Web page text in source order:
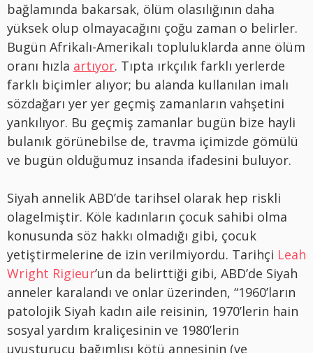
bağlamında bakarsak, ölüm olasılığının daha
yüksek olup olmayacağını çoğu zaman o belirler.
Bugün Afrikalı-Amerikalı topluluklarda anne ölüm
oranı hızla artıyor. Tıpta ırkçılık farklı yerlerde
farklı biçimler alıyor; bu alanda kullanılan imalı
sözdağarı yer yer geçmiş zamanların vahşetini
yankılıyor. Bu geçmiş zamanlar bugün bize hayli
bulanık görünebilse de, travma içimizde gömülü
ve bugün olduğumuz insanda ifadesini buluyor.
Siyah annelik ABD’de tarihsel olarak hep riskli
olagelmiştir. Köle kadınların çocuk sahibi olma
konusunda söz hakkı olmadığı gibi, çocuk
yetiştirmelerine de izin verilmiyordu. Tarihçi Leah
Wright Rigieur’un da belirttiği gibi, ABD’de Siyah
anneler karalandı ve onlar üzerinden, “1960’ların
patolojik Siyah kadın aile reisinin, 1970’lerin hain
sosyal yardım kraliçesinin ve 1980’lerin
uyuşturucu bağımlısı kötü annesinin (ve